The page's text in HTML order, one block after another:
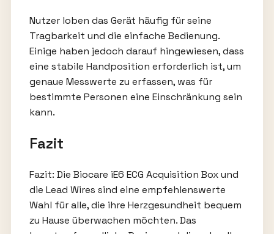
Nutzer loben das Gerät häufig für seine
Tragbarkeit und die einfache Bedienung.
Einige haben jedoch darauf hingewiesen, dass
eine stabile Handposition erforderlich ist, um
genaue Messwerte zu erfassen, was für
bestimmte Personen eine Einschränkung sein
kann.
Fazit
Fazit: Die Biocare iE6 ECG Acquisition Box und
die Lead Wires sind eine empfehlenswerte
Wahl für alle, die ihre Herzgesundheit bequem
zu Hause überwachen möchten. Das